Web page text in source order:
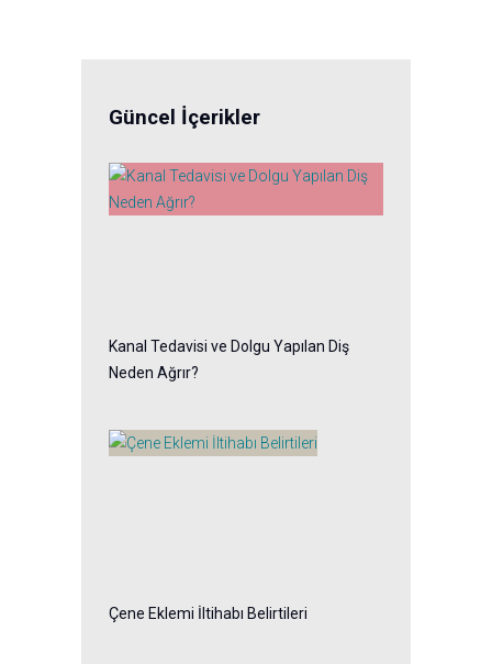
Güncel İçerikler
Kanal Tedavisi ve Dolgu Yapılan Diş
Neden Ağrır?
Çene Eklemi İltihabı Belirtileri